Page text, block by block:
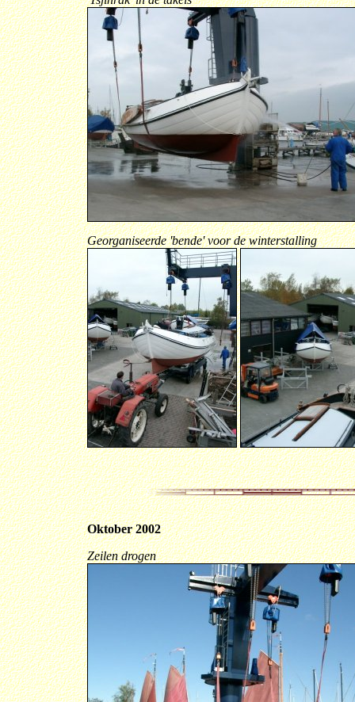
Georganiseerde 'bende' voor de winterstalling
Oktober 2002
Zeilen drogen